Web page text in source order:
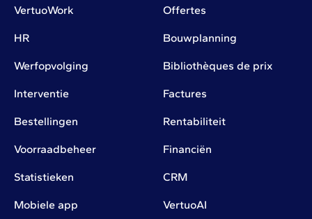
VertuoWork Offertes
HR Bouwplanning
Werfopvolging Bibliothèques de prix
Interventie Factures
Bestellingen Rentabiliteit
Voorraadbeheer Financiën
Statistieken CRM
Mobiele app VertuoAI